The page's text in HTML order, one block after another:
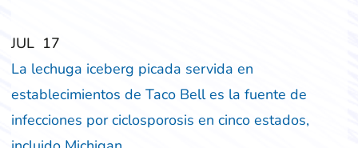
‎‎JUL ‎‎17
La lechuga iceberg picada servida en
establecimientos de Taco Bell es la fuente de
infecciones por ciclosporosis en cinco estados,